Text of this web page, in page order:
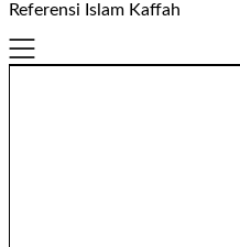
Referensi Islam Kaffah